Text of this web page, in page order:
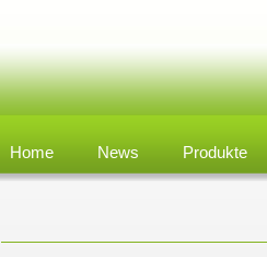
Home News Produkte